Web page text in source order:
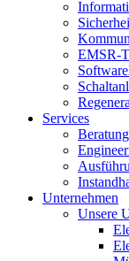
EMSR-
Services
Beratung
Unternehmen
Unsere